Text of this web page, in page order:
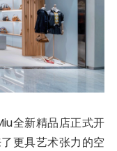
全新精品店正式开
更具艺术张力的空